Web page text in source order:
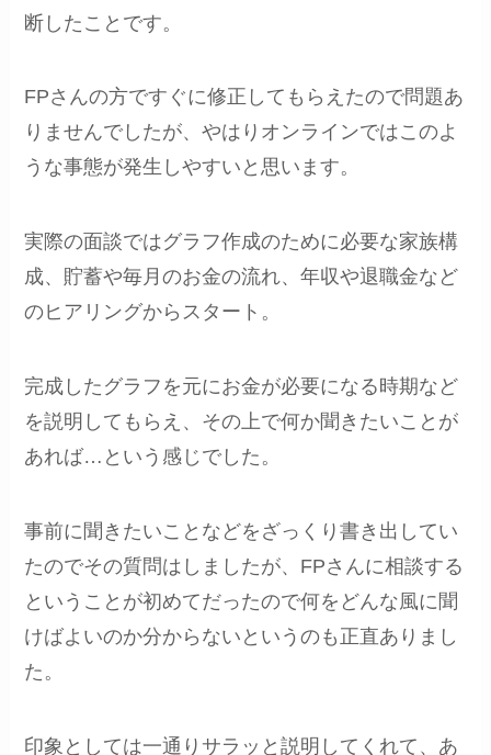
断したことです。
FPさんの方ですぐに修正してもらえたので問題あ
りませんでしたが、やはりオンラインではこのよ
うな事態が発生しやすいと思います。
実際の面談ではグラフ作成のために必要な家族構
成、貯蓄や毎月のお金の流れ、年収や退職金など
のヒアリングからスタート。
完成したグラフを元にお金が必要になる時期など
を説明してもらえ、その上で何か聞きたいことが
あれば…という感じでした。
事前に聞きたいことなどをざっくり書き出してい
たのでその質問はしましたが、FPさんに相談する
ということが初めてだったので何をどんな風に聞
けばよいのか分からないというのも正直ありまし
た。
印象としては一通りサラッと説明してくれて、あ